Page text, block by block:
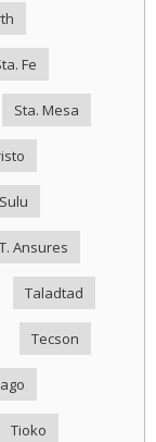
Fe
Sta. Mesa
Sulu
T. Ansures
Taladtad
Tecson
Tioko